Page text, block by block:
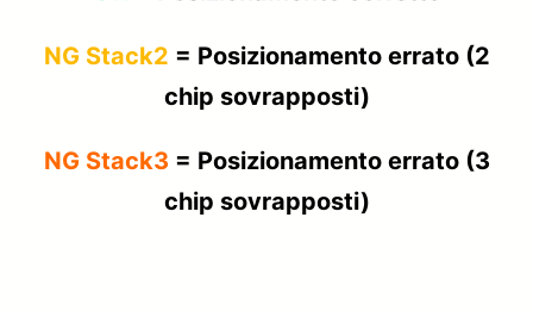
NG Stack2 = Posizionamento errato (2
chip sovrapposti)
NG Stack3 = Posizionamento errato (3
chip sovrapposti)